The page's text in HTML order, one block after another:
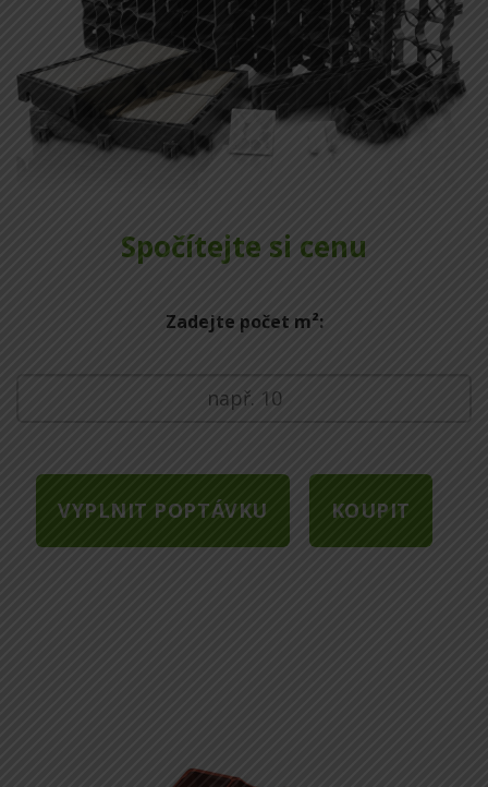
Spočítejte si cenu
Zadejte počet m²:
VYPLNIT POPTÁVKU KOUPIT